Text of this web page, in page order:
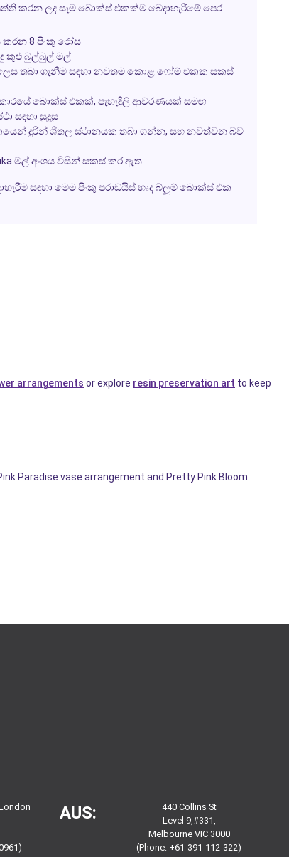
කරන ලද සෑම බොක්ස් එකක්ම බෙදාහැරීමේ පෙර
කරන 8 පිංකු රෝස
කුළු බුල්බුල් මල්
තබා ගැනීම සඳහා නවතම කොළ ෆෝම් එකක සකස්
බොක්ස් එකක්, පැහැදිලි ආවරණයක් සමඟ
සඳහා සුදුසු
දුරින් ශීතල ස්ථානයක තබා ගන්න, සහ නවත්වන බව
මල් අංශය විසින් සකස් කර ඇත
සඳහා මෙම පිංකු පරාඩයිස් හෘද බ්ලූම් බොක්ස් එක
arrangements or explore resin preservation art to keep
Paradise vase arrangement and Pretty Pink Bloom
AUS:
440 Collins St
Level 9,#331,
Melbourne VIC 3000
(Phone: +61-391-112-322)